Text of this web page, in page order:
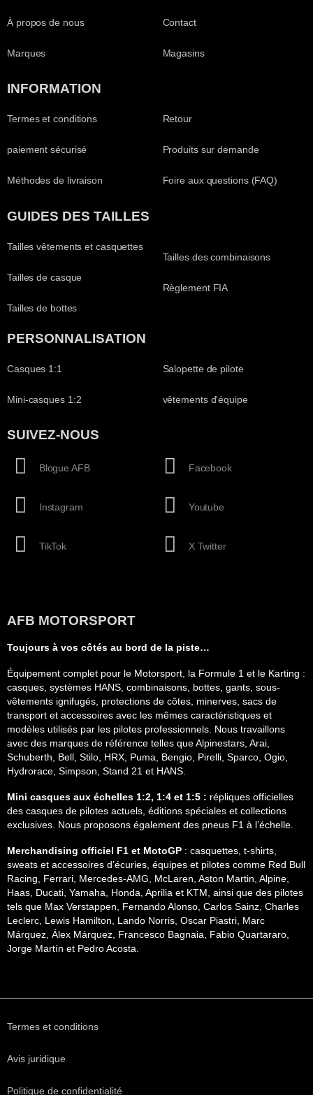
À propos de nous
Marques
Contact
Magasins
INFORMATION
Termes et conditions
paiement sécurisé
Méthodes de livraison
Retour
Produits sur demande
Foire aux questions (FAQ)
GUIDES DES TAILLES
Tailles vêtements et casquettes
Tailles de casque
Tailles de bottes
Tailles des combinaisons
Règlement FIA
PERSONNALISATION
Casques 1:1
Mini-casques 1:2
Salopette de pilote
vêtements d'équipe
SUIVEZ-NOUS
Blogue AFB
Instagram
TikTok
Facebook
Youtube
X Twitter
AFB MOTORSPORT
Toujours à vos côtés au bord de la piste…
Équipement complet pour le Motorsport, la Formule 1 et le Karting :
casques, systèmes HANS, combinaisons, bottes, gants, sous-
vêtements ignifugés, protections de côtes, minerves, sacs de
transport et accessoires avec les mêmes caractéristiques et
modèles utilisés par les pilotes professionnels. Nous travaillons
avec des marques de référence telles que Alpinestars, Arai,
Schuberth, Bell, Stilo, HRX, Puma, Bengio, Pirelli, Sparco, Ogio,
Hydrorace, Simpson, Stand 21 et HANS.
Mini casques aux échelles 1:2, 1:4 et 1:5 : répliques officielles
des casques de pilotes actuels, éditions spéciales et collections
exclusives. Nous proposons également des pneus F1 à l’échelle.
Merchandising officiel F1 et MotoGP : casquettes, t-shirts,
sweats et accessoires d’écuries, équipes et pilotes comme Red Bull
Racing, Ferrari, Mercedes-AMG, McLaren, Aston Martin, Alpine,
Haas, Ducati, Yamaha, Honda, Aprilia et KTM, ainsi que des pilotes
tels que Max Verstappen, Fernando Alonso, Carlos Sainz, Charles
Leclerc, Lewis Hamilton, Lando Norris, Oscar Piastri, Marc
Márquez, Álex Márquez, Francesco Bagnaia, Fabio Quartararo,
Jorge Martín et Pedro Acosta.
Termes et conditions
Avis juridique
Politique de confidentialité